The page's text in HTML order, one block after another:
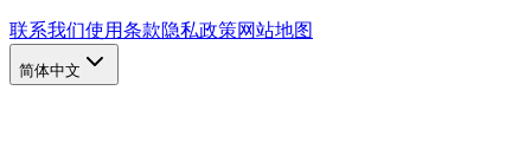
联系我们使用条款隐私政策网站地图
简体中文